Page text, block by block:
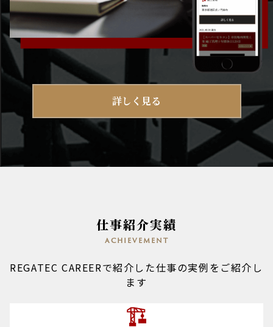
詳しく見る
仕事紹介実績
achievement
REGATEC CAREERで紹介した仕事の実例をご紹介し
ます